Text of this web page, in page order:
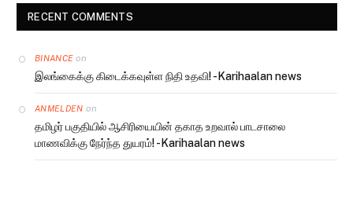
RECENT COMMENTS
BINANCE on
இலங்கைக்கு கிடைக்கவுள்ள நிதி உதவி! -Karihaalan news
ANMELDEN on
தமிழர் பகுதியில் ஆசிரியையின் தகாத உறவால் பாடசாலை
மாணவிக்கு நேர்ந்த துயரம்! -Karihaalan news